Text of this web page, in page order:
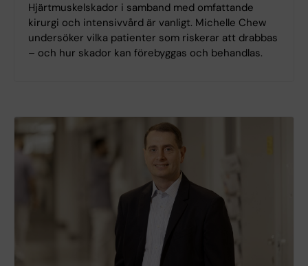
Hjärtmuskelskador i samband med omfattande
kirurgi och intensivvård är vanligt. Michelle Chew
undersöker vilka patienter som riskerar att drabbas
– och hur skador kan förebyggas och behandlas.